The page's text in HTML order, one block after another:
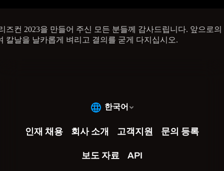
즈컨 2023을 만들어 주신 모든 분들께 감사드립니다. 앞으로의
칼날을 날카롭게 벼리고 결의를 굳게 다지십시오.